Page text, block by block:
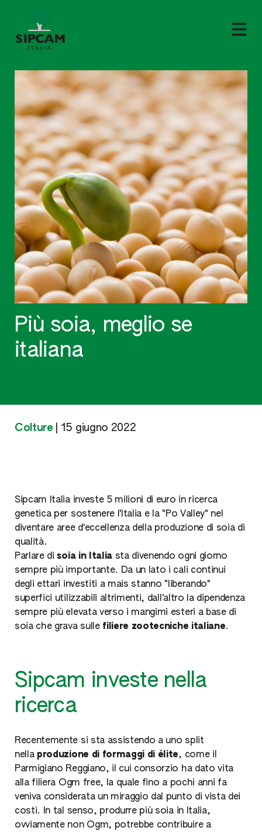
Colture 15 giugno 2022
Più soia, meglio se
italiana
Sipcam Italia investe 5 milioni di euro in ricerca
genetica per sostenere l'Italia e la "Po Valley" nel
diventare aree d'eccellenza della produzione di soia di
qualità.
Parlare disoia in Italia sta divenendo ogni giorno
sempre più importante. Da un lato i cali continui
degli ettari investiti a mais stanno "liberando"
superfici utilizzabili altrimenti, dall'altro la dipendenza
sempre più elevata verso i mangimi esteri a base di
soia che grava sulle filiere zootecniche italiane.
Sipcam investe nella
ricerca
Recentemente si sta assistendo a uno split
nella produzione di formaggi di élite, come il
Parmigiano Reggiano, il cui consorzio ha dato vita
alla filiera Ogm free, la quale fino a pochi anni fa
veniva considerata un miraggio dal punto di vista dei
costi. In tal senso, produrre più soia in Italia,
ovviamente non Ogm, potrebbe contribuire a